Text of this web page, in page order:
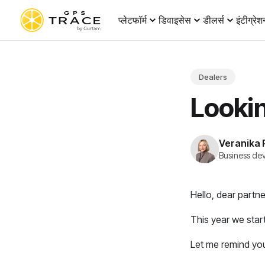
प्लेटफॉर्म डिवाइसेस डीलर्स
Dealers
Veranika
Business
Hello, dear
This year we
Let me remind